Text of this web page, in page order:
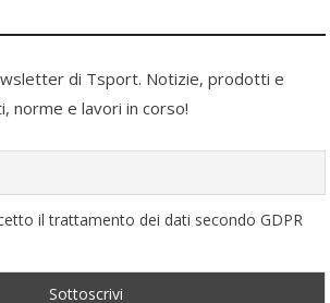
di Tsport. Notizie, prodotti e
norme e lavori in corso!
il trattamento dei dati secondo GDPR